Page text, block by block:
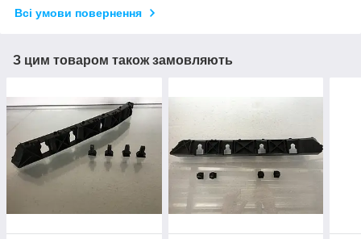
Всі умови повернення
З цим товаром також замовляють